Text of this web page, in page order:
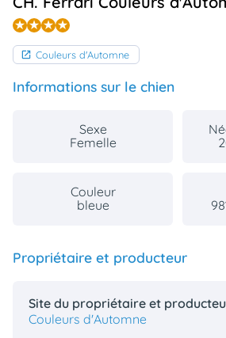
Connexion
Couleurs d'Automne
Informations sur le chien
Sexe
Femelle
Couleur
bleue
Propriétaire et producteur
Site du propriétaire et
Couleurs d'Automne